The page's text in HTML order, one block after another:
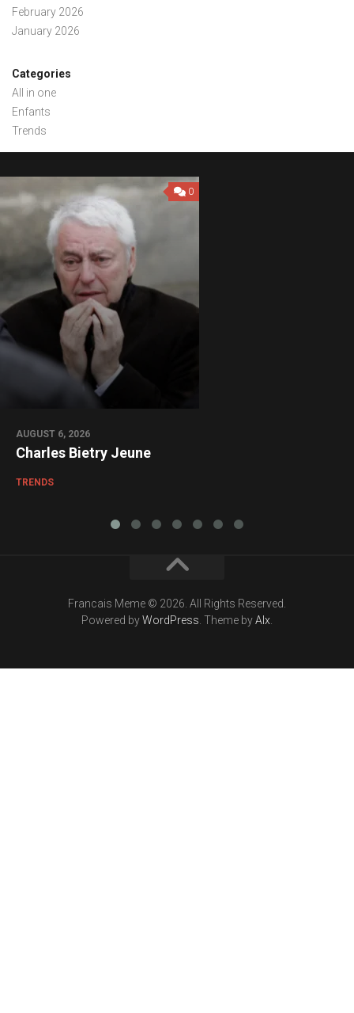
February 2026
January 2026
Categories
All in one
Enfants
Trends
0
AUGUST 6, 2026
Charles Bietry Jeune
TRENDS
Francais Meme © 2026. All Rights Reserved.
Powered byWordPress . Theme byAlx